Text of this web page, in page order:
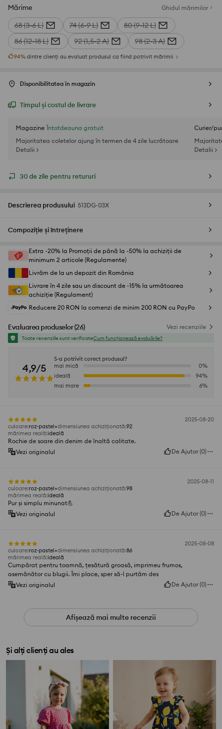
Mărime Ghidul mărimilor
68 (3-6 L) 74 (6-9 L)
80 (9-12 L)
86 (12-18 L)
92 (1,5-2 A) 98 (2-3 A)
94%dintre clienți au evaluat produsul ca fiind potrivit mărimii
Disponibilitatea în magazin
Timpul și costul de livrare
Magazine Întotdeauna gratuit
Majoritatea coletelor ajung în termen de 4 zile lucrătoare
Detalii >
Curier/
Detalii >
30 de zile pentru retururi
Descrierea produsului 513DG-03X
Compoziție și întreținere
Extra -20% la Promoții de până la -50% la achiziții de
minimum 2 articole (Regulamente)
Livrăm de la un depozit din România
Livrare în 4 zile sau un discount de -15% la următoarea
achiziție (Regulament)
Reducere 20 RON la comenzi de minim 200 RON cu PayPo
Evaluarea produselor(26) Vezi recenziile
Toate recenziile sunt verificateCum funcționează evaluările?
4,9/5
S-a potrivit corect produsul?
mai mică
0%
ideală
94%
mai mare
6%
2025-08-20
culoare:roz-pastel dimensiunea achiziționată:92
mărimea reală:ideală
Rochie de soare din denim de înaltă calitate.
Vezi originalul
De Ajutor (0)
2025-08-11
culoare:roz-pastel dimensiunea achiziționată:98
mărimea reală:ideală
Pur și simplu minunat💪
Vezi originalul
De Ajutor (0)
2025-08-08
culoare:roz-pastel dimensiunea achiziționată:86
mărimea reală:ideală
Cumpărat pentru toamnă, țesătură groasă, imprimeu frumos,
asemănător cu blugii. Îmi place, sper să-l purtăm des
Vezi originalul
De Ajutor (0)
Afișează mai multe recenzii
Și alți clienți au ales